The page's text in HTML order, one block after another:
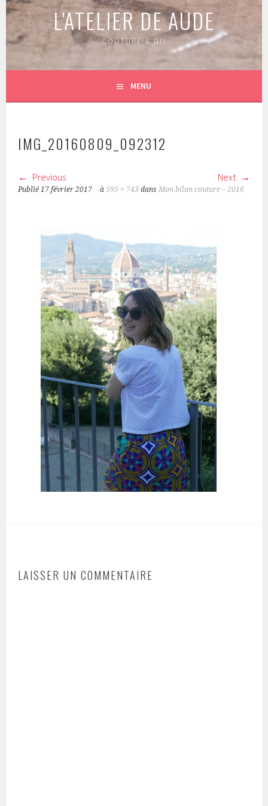
L'ATELIER DE AUDE
COUTURE & DIY
MENU
IMG_20160809_092312
Previous Next
Publié 17 février 2017 à595 × 743 dans Mon bilan couture – 2016
LAISSER UN COMMENTAIRE